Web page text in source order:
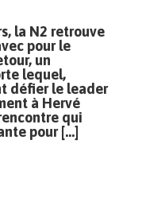
la N2 retrouve
pour le
un
lequel,
défier le leader
à Hervé
qui
pour […]